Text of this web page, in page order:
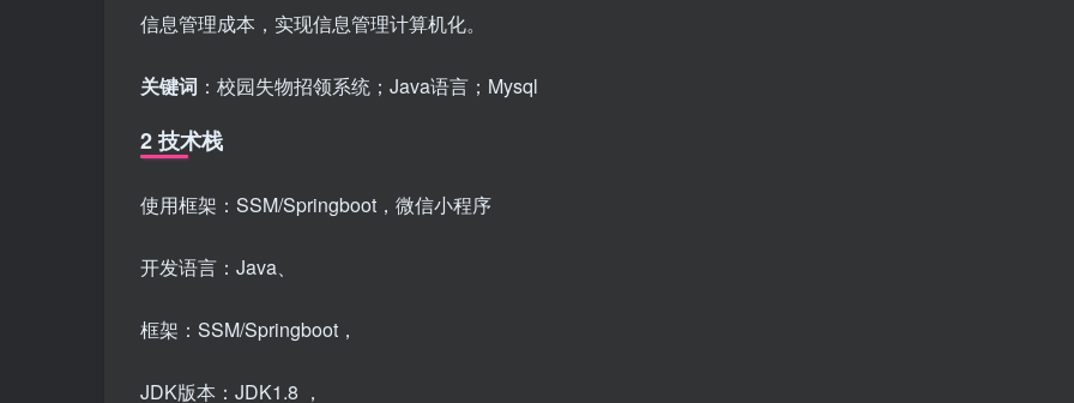
信息管理成本，实现信息管理计算机化。
关键词 ：校园失物招领系统；Java语言；Mysql
2 技术栈
使用框架：SSM/Springboot，微信小程序
开发语言：Java、
框架：SSM/Springboot，
JDK版本：JDK1.8 ，